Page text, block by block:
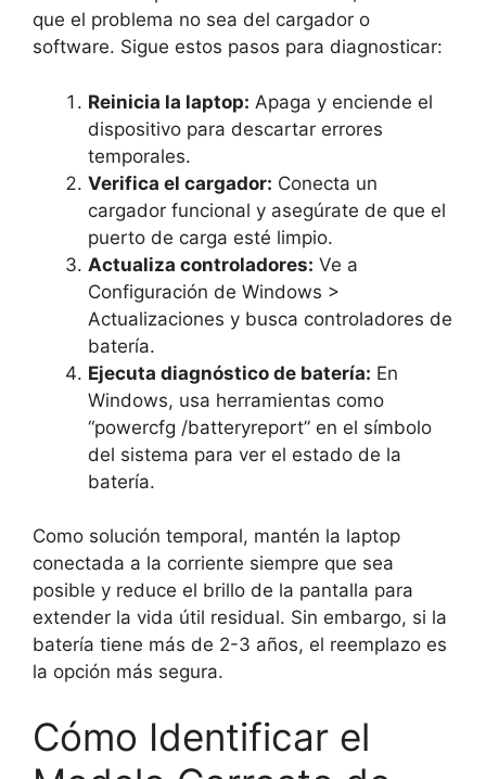
que el problema no sea del cargador o
software. Sigue estos pasos para diagnosticar:
Reinicia la laptop: Apaga y enciende el
dispositivo para descartar errores
temporales.
Verifica el cargador: Conecta un
cargador funcional y asegúrate de que el
puerto de carga esté limpio.
Actualiza controladores: Ve a
Configuración de Windows >
Actualizaciones y busca controladores de
batería.
Ejecuta diagnóstico de batería: En
Windows, usa herramientas como
“powercfg /batteryreport” en el símbolo
del sistema para ver el estado de la
batería.
Como solución temporal, mantén la laptop
conectada a la corriente siempre que sea
posible y reduce el brillo de la pantalla para
extender la vida útil residual. Sin embargo, si la
batería tiene más de 2-3 años, el reemplazo es
la opción más segura.
Cómo Identificar el